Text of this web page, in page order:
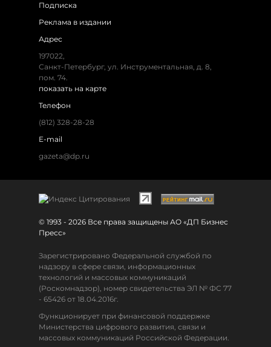
Подписка
Реклама в издании
Адрес
197022,
Санкт-Петербург, ул. Инструментальная, д. 8,
пом. 74.
показать на карте
Телефон
(812) 328-28-28
E-mail
gazeta@dp.ru
© 1993 - 2026 Все права защищены АО «ДП Бизнес
Пресс»
Зарегистрировано Федеральной службой по
надзору в сфере связи, информационных
технологий и массовых коммуникаций
(Роскомнадзор), номер свидетельства ЭЛ № ФС 77
- 65426 от 18.04.2016г.
Функционирует при финансовой поддержке
Министерства цифрового развития, связи и
массовых коммуникаций Российской Федерации.